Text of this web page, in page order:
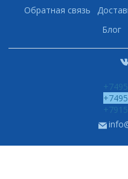
Обратная связь
Блог